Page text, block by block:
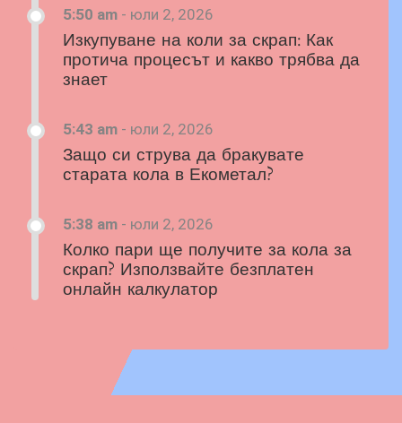
5:50 am - юли 2, 2026
Изкупуване на коли за скрап: Как
протича процесът и какво трябва да
знает
5:43 am - юли 2, 2026
Защо си струва да бракувате
старата кола в Екометал?
5:38 am - юли 2, 2026
Колко пари ще получите за кола за
скрап? Използвайте безплатен
онлайн калкулатор